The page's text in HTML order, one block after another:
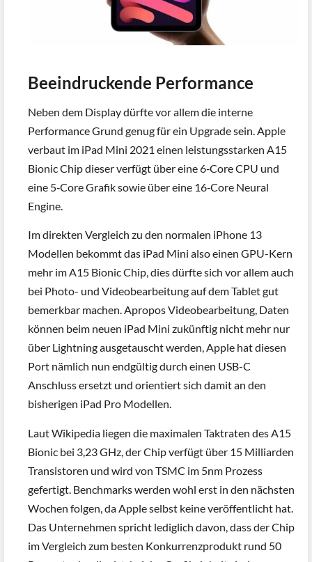
Beeindruckende Performance
Neben dem Display dürfte vor allem die interne
Performance Grund genug für ein Upgrade sein. Apple
verbaut im iPad Mini 2021 einen leistungsstarken A15
Bionic Chip dieser verfügt über eine 6‑Core CPU und
eine 5‑Core Grafik sowie über eine 16‑Core Neural
Engine.
Im direkten Vergleich zu den normalen iPhone 13
Modellen bekommt das iPad Mini also einen GPU-Kern
mehr im A15 Bionic Chip, dies dürfte sich vor allem auch
bei Photo- und Videobearbeitung auf dem Tablet gut
bemerkbar machen. Apropos Videobearbeitung, Daten
können beim neuen iPad Mini zukünftig nicht mehr nur
über Lightning ausgetauscht werden, Apple hat diesen
Port nämlich nun endgültig durch einen USB-C
Anschluss ersetzt und orientiert sich damit an den
bisherigen iPad Pro Modellen.
Laut Wikipedia liegen die maximalen Taktraten des A15
Bionic bei 3,23 GHz, der Chip verfügt über 15 Milliarden
Transistoren und wird von TSMC im 5nm Prozess
gefertigt. Benchmarks werden wohl erst in den nächsten
Wochen folgen, da Apple selbst keine veröffentlicht hat.
Das Unternehmen spricht lediglich davon, dass der Chip
im Vergleich zum besten Konkurrenzprodukt rund 50